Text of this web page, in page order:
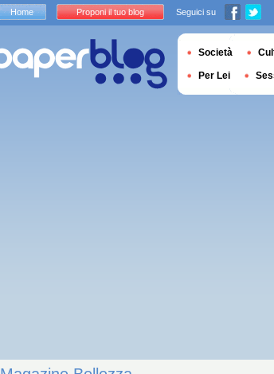
Home Proponi il tuo blog Seguici su
Società
Per Lei